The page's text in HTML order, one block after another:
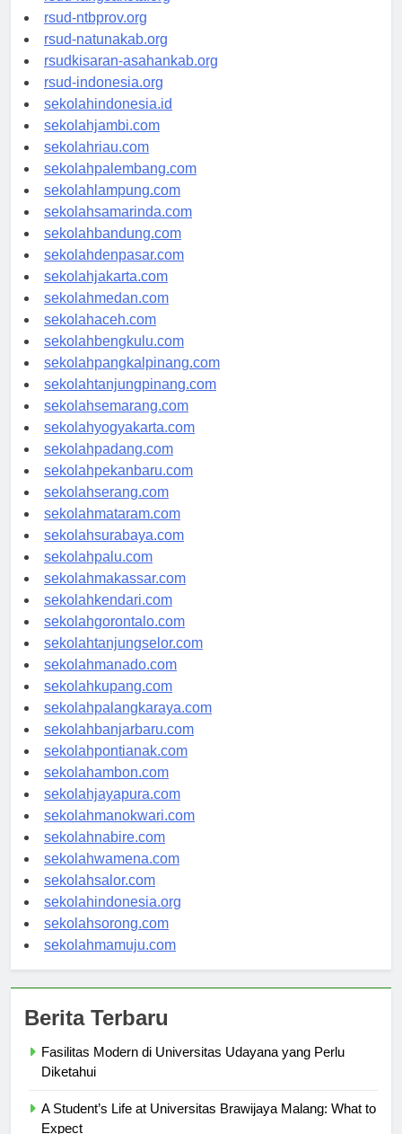
rsud-langsakota.org
rsud-ntbprov.org
rsud-natunakab.org
rsudkisaran-asahankab.org
rsud-indonesia.org
sekolahindonesia.id
sekolahjambi.com
sekolahriau.com
sekolahpalembang.com
sekolahlampung.com
sekolahsamarinda.com
sekolahbandung.com
sekolahdenpasar.com
sekolahjakarta.com
sekolahmedan.com
sekolahaceh.com
sekolahbengkulu.com
sekolahpangkalpinang.com
sekolahtanjungpinang.com
sekolahsemarang.com
sekolahyogyakarta.com
sekolahpadang.com
sekolahpekanbaru.com
sekolahserang.com
sekolahmataram.com
sekolahsurabaya.com
sekolahpalu.com
sekolahmakassar.com
sekolahkendari.com
sekolahgorontalo.com
sekolahtanjungselor.com
sekolahmanado.com
sekolahkupang.com
sekolahpalangkaraya.com
sekolahbanjarbaru.com
sekolahpontianak.com
sekolahambon.com
sekolahjayapura.com
sekolahmanokwari.com
sekolahnabire.com
sekolahwamena.com
sekolahsalor.com
sekolahindonesia.org
sekolahsorong.com
Fasilitas Modern di Universitas Udayana yang Perlu
A Student’s Life at Universitas Brawijaya Malang: What to